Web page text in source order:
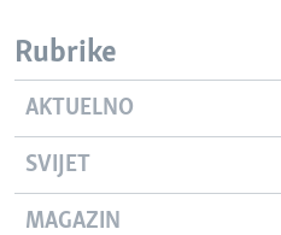
Rubrike
AKTUELNO
SVIJET
MAGAZIN